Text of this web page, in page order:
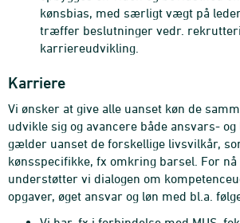
kønsbias, med særligt vægt på
træffer beslutninger vedr.
karriereudvikling.
Karriere
Vi ønsker at give alle uanset køn de
udvikle sig og avancere både ansvars-
gælder uanset de forskellige livsvilkår,
kønsspecifikke, fx omkring barsel. For nå
understøtter vi dialogen om
opgaver, øget ansvar og løn med bl.a.